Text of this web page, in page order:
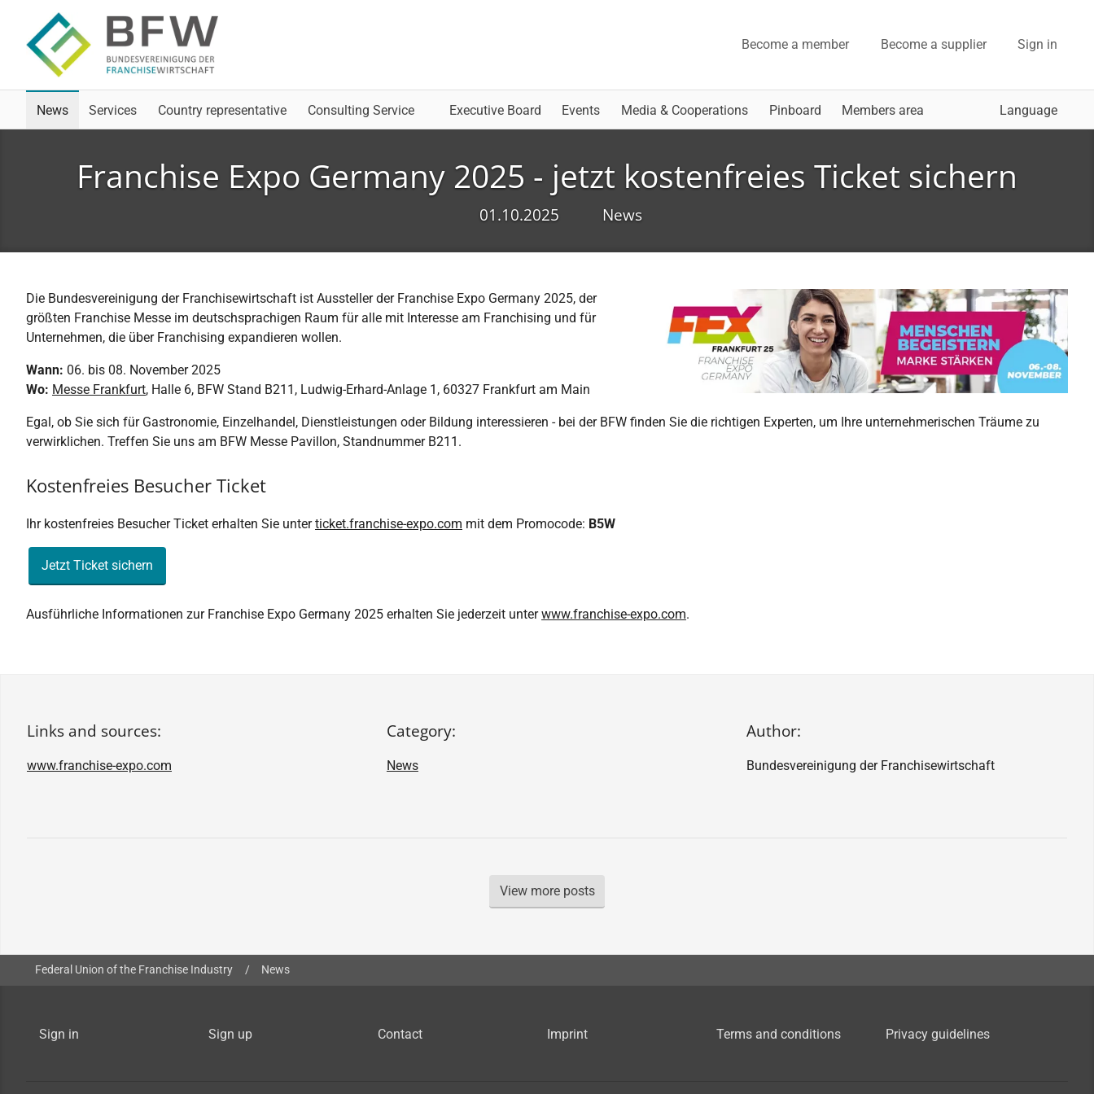
Skip to main navigation
Skip to main content
Skip to page footer
Become a member Become a supplier Sign in
News Services Country representative Consulting Service Executive Board Events Media & Cooperations Pinboard Members area Language
Franchise Expo Germany 2025 - jetzt kostenfreies Ticket sichern
01.10.2025 News
Die Bundesvereinigung der Franchisewirtschaft ist Aussteller der Franchise Expo Germany 2025, der
größten Franchise Messe im deutschsprachigen Raum für alle mit Interesse am Franchising und für
Unternehmen, die über Franchising expandieren wollen.
Wann: 06. bis 08. November 2025
Wo: Messe Frankfurt, Halle 6, BFW Stand B211, Ludwig-Erhard-Anlage 1, 60327 Frankfurt am Main
Egal, ob Sie sich für Gastronomie, Einzelhandel, Dienstleistungen oder Bildung interessieren - bei der BFW finden Sie die richtigen Experten, um Ihre unternehmerischen Träume zu
verwirklichen. Treffen Sie uns am BFW Messe Pavillon, Standnummer B211.
Kostenfreies Besucher Ticket
Ihr kostenfreies Besucher Ticket erhalten Sie unterticket.franchise-expo.com mit dem Promocode: B5W
Jetzt Ticket sichern
Ausführliche Informationen zur Franchise Expo Germany 2025 erhalten Sie jederzeit unterwww.franchise-expo.com.
Links and sources:
www.franchise-expo.com
Category:
News
Author:
Bundesvereinigung der Franchisewirtschaft
View more posts
You are here:
Federal Union of the Franchise Industry / News
Sign in Sign up Contact Imprint Terms and conditions Privacy guidelines